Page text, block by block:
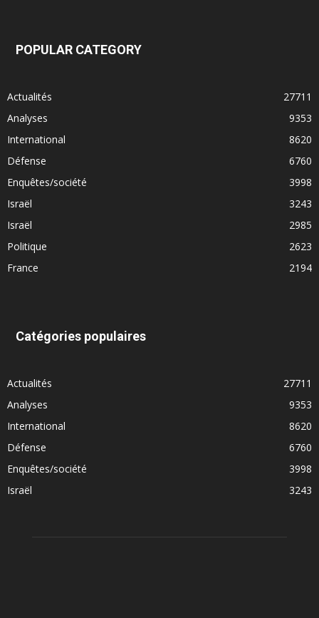
POPULAR CATEGORY
Actualités
27711
Analyses
9353
International
8620
Défense
6760
Enquêtes/société
3998
Israël
3243
Israël
2985
Politique
2623
France
2194
Catégories populaires
Actualités
27711
Analyses
9353
International
8620
Défense
6760
Enquêtes/société
3998
Israël
3243